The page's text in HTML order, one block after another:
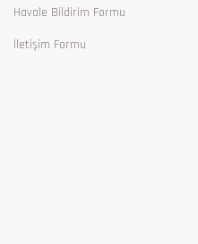
Havale Bildirim Formu
İletişim Formu